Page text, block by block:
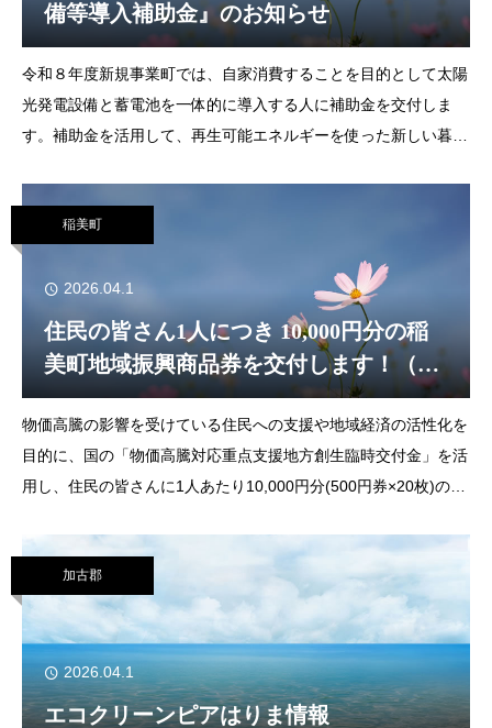
備等導入補助金』のお知らせ
令和８年度新規事業町では、自家消費することを目的として太陽
光発電設備と蓄電池を一体的に導入する人に補助金を交付しま
す。補助金を活用して、再生可能エネルギーを使った新しい暮ら
稲美町
2026.04.1
住民の皆さん1人につき 10,000円分の稲
美町地域振興商品券を交付します！（稲
美町）
物価高騰の影響を受けている住民への支援や地域経済の活性化を
目的に、国の「物価高騰対応重点支援地方創生臨時交付金」を活
用し、住民の皆さんに1人あたり10,000円分(500円券×20枚)の稲
日時点で、稲美町の住民基本台
加古郡
2026.04.1
エコクリーンピアはりま情報